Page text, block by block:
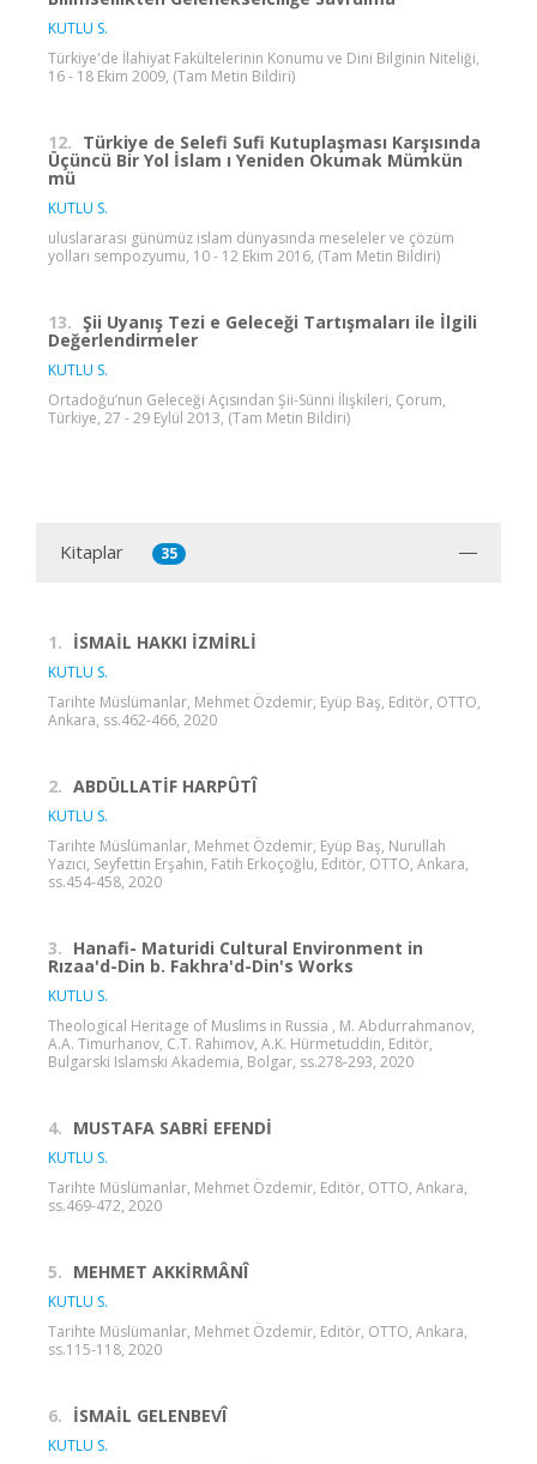
KUTLU S.
Türkiye'de İlahiyat Fakültelerinin Konumu ve Dini Bilginin Niteliği,
16 - 18 Ekim 2009, (Tam Metin Bildiri)
12. Türkiye de Selefi Sufi Kutuplaşması Karşısında
Üçüncü Bir Yol İslam ı Yeniden Okumak Mümkün
mü
KUTLU S.
uluslararası günümüz islam dünyasında meseleler ve çözüm
yolları sempozyumu, 10 - 12 Ekim 2016, (Tam Metin Bildiri)
13. Şii Uyanış Tezi e Geleceği Tartışmaları ile İlgili
Değerlendirmeler
KUTLU S.
Ortadoğu’nun Geleceği Açısından Şii-Sünni İlişkileri, Çorum,
Türkiye, 27 - 29 Eylül 2013, (Tam Metin Bildiri)
Kitaplar 35
1. İSMAİL HAKKI İZMİRLİ
KUTLU S.
Tarihte Müslümanlar, Mehmet Özdemir, Eyüp Baş, Editör, OTTO,
Ankara, ss.462-466, 2020
2. ABDÜLLATİF HARPÛTÎ
KUTLU S.
Tarihte Müslümanlar, Mehmet Özdemir, Eyüp Baş, Nurullah
Yazıcı, Seyfettin Erşahin, Fatih Erkoçoğlu, Editör, OTTO, Ankara,
ss.454-458, 2020
3. Hanafi- Maturidi Cultural Environment in
Rızaa'd-Din b. Fakhra'd-Din's Works
KUTLU S.
Theological Heritage of Muslims in Russia , M. Abdurrahmanov,
A.A. Timurhanov, C.T. Rahimov, A.K. Hürmetuddin, Editör,
Bulgarski Islamski Akademia, Bolgar, ss.278-293, 2020
4. MUSTAFA SABRİ EFENDİ
KUTLU S.
Tarihte Müslümanlar, Mehmet Özdemir, Editör, OTTO, Ankara,
ss.469-472, 2020
5. MEHMET AKKİRMÂNÎ
KUTLU S.
Tarihte Müslümanlar, Mehmet Özdemir, Editör, OTTO, Ankara,
ss.115-118, 2020
6. İSMAİL GELENBEVÎ
KUTLU S.